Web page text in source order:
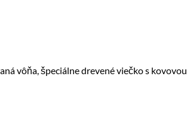
vôňa, špeciálne drevené viečko s kovovou